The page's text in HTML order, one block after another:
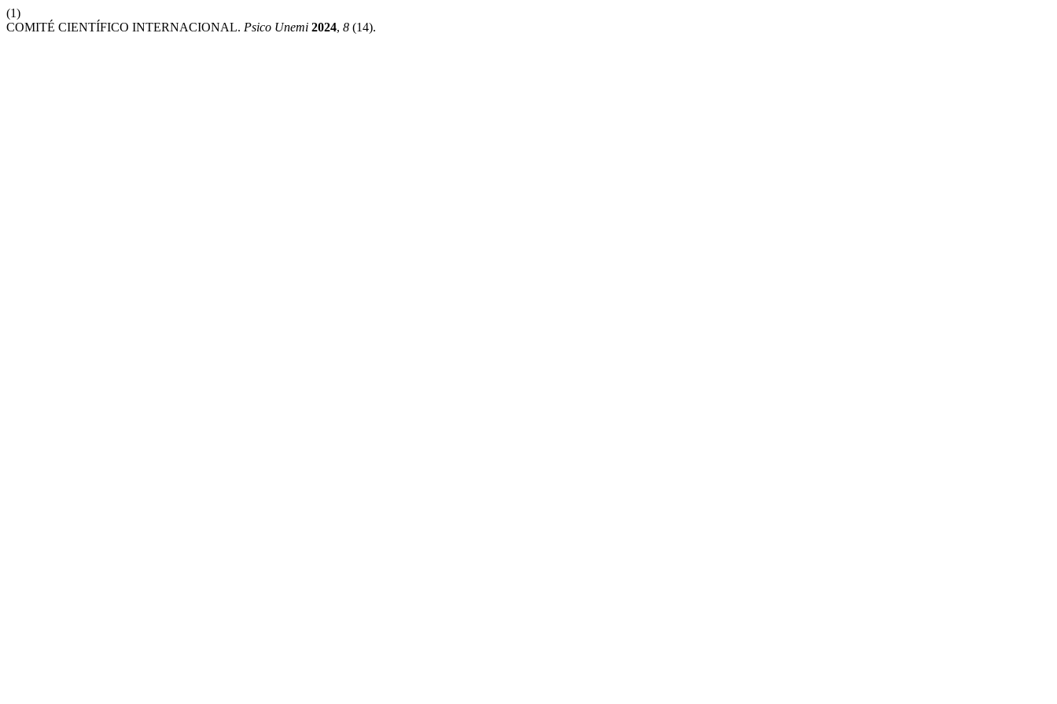
(1)
COMITÉ CIENTÍFICO INTERNACIONAL. Psico Unemi 2024, 8 (14).